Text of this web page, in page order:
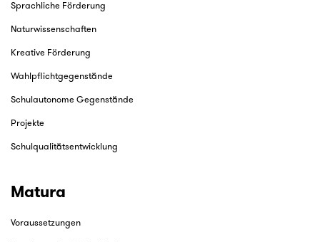
Sprachliche Förderung
Naturwissenschaften
Kreative Förderung
Wahlpflichtgegenstände
Schulautonome Gegenstände
Projekte
Schulqualitätsentwicklung
Matura
Voraussetzungen